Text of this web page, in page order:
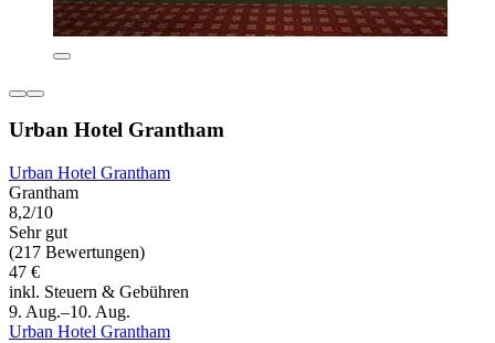
Urban Hotel Grantham
Urban Hotel Grantham
Grantham
8,2/10
Sehr gut
(217 Bewertungen)
47 €
inkl. Steuern & Gebühren
9. Aug.–10. Aug.
Urban Hotel Grantham